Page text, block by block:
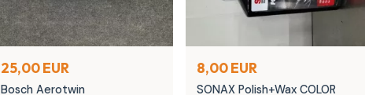
25,00 EUR
Bosch Aerotwin
8,00 EUR
SONAX Polish+Wax COLOR